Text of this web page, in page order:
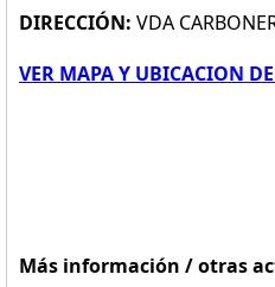
DIRECCIÓN: VDA
VER MAPA Y UBICACION
Más información / otras